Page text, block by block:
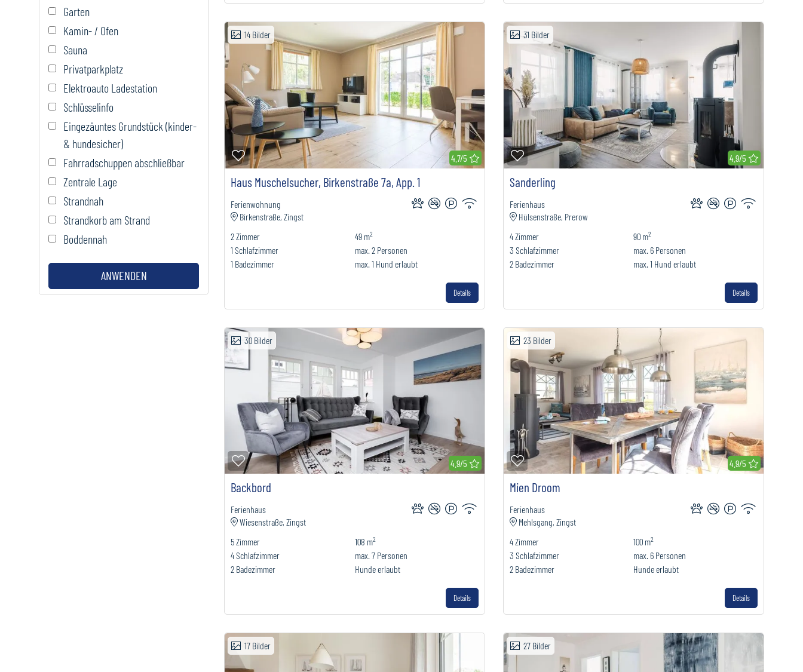
Garten
Kamin- / Ofen
Sauna
Privatparkplatz
Elektroauto Ladestation
Schlüsselinfo
Eingezäuntes Grundstück (kinder-
& hundesicher)
Fahrradschuppen abschließbar
Zentrale Lage
Strandnah
Strandkorb am Strand
Boddennah
ANWENDEN
4.7/5
14 Bilder
Zur Merkliste hinzufügen
Haus Muschelsucher, Birkenstraße 7a, App. 1
Ferienwohnung
Birkenstraße, Zingst
2Zimmer
1 Schlafzimmer
1 Badezimmer
49 m2
max. 2 Personen
max. 1 Hund erlaubt
Details
4.9/5
31 Bilder
Zur Merkliste hinzufügen
Sanderling
Ferienhaus
Hülsenstraße, Prerow
4Zimmer
3 Schlafzimmer
2 Badezimmer
90 m2
max. 6 Personen
max. 1 Hund erlaubt
Details
4.9/5
30 Bilder
Zur Merkliste hinzufügen
Backbord
Ferienhaus
Wiesenstraße, Zingst
5Zimmer
4 Schlafzimmer
2 Badezimmer
108 m2
max. 7 Personen
Hunde erlaubt
Details
4.9/5
23 Bilder
Zur Merkliste hinzufügen
Mien Droom
Ferienhaus
Mehlsgang, Zingst
4Zimmer
3 Schlafzimmer
2 Badezimmer
100 m2
max. 6 Personen
Hunde erlaubt
Details
17 Bilder 27 Bilder